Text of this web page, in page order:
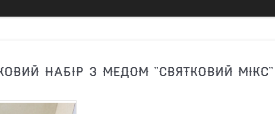
НАБІР З МЕДОМ "СВЯТКОВИЙ МІКС"